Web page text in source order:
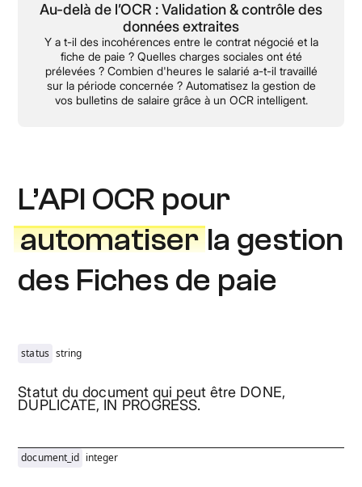
Au-delà de l’OCR : Validation & contrôle des
données extraites
Y a t-il des incohérences entre le contrat négocié et la
fiche de paie ? Quelles charges sociales ont été
prélevées ? Combien d'heures le salarié a-t-il travaillé
sur la période concernée ? Automatisez la gestion de
vos bulletins de salaire grâce à un OCR intelligent.
L’API OCR pour
automatiserla gestion
des Fiches de paie
status string
Statut du document qui peut être DONE,
DUPLICATE, IN PROGRESS.
document_id integer